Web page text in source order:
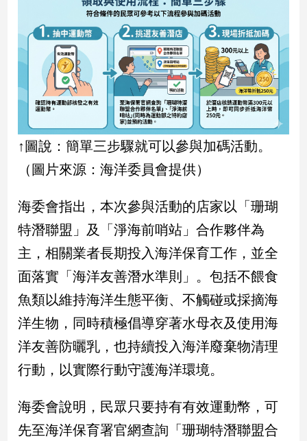
方
新
冠
區
南
灣
觀
點
南
台
灣
觀
樂
娛
↑圖說：簡單三步驟就可以參與加碼活動。
（圖片來源：海洋委員會提供）
海委會指出，本次參與活動的店家以「珊瑚
特潛聯盟」及「淨海前哨站」合作夥伴為
主，相關業者長期投入海洋保育工作，並全
面落實「海洋友善潛水準則」。包括不餵食
魚類以維持海洋生態平衡、不觸碰或採摘海
洋生物，同時積極倡導穿著水母衣及使用海
洋友善防曬乳，也持續投入海洋廢棄物清理
行動，以實際行動守護海洋環境。
海委會說明，民眾只要持有有效運動幣，可
先至海洋保育署官網查詢「珊瑚特潛聯盟合